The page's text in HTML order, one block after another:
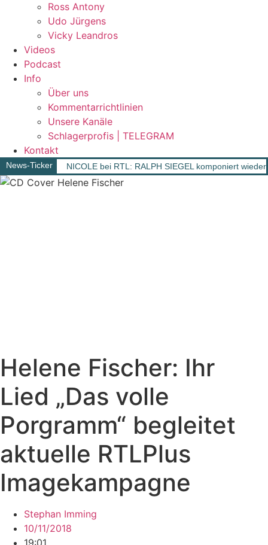
Ross Antony
Udo Jürgens
Vicky Leandros
Videos
Podcast
Info
Über uns
Kommentarrichtlinien
Unsere Kanäle
Schlagerprofis | TELEGRAM
Kontakt
News-Ticker NICOLE bei RTL: RALPH SIEGEL komponiert
Helene Fischer: Ihr
Lied „Das volle
Porgramm“ begleitet
aktuelle RTLPlus
Imagekampagne
Stephan Imming
10/11/2018
19:01